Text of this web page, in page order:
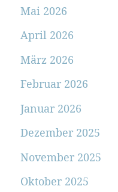
Mai 2026
April 2026
März 2026
Februar 2026
Januar 2026
Dezember 2025
November 2025
Oktober 2025